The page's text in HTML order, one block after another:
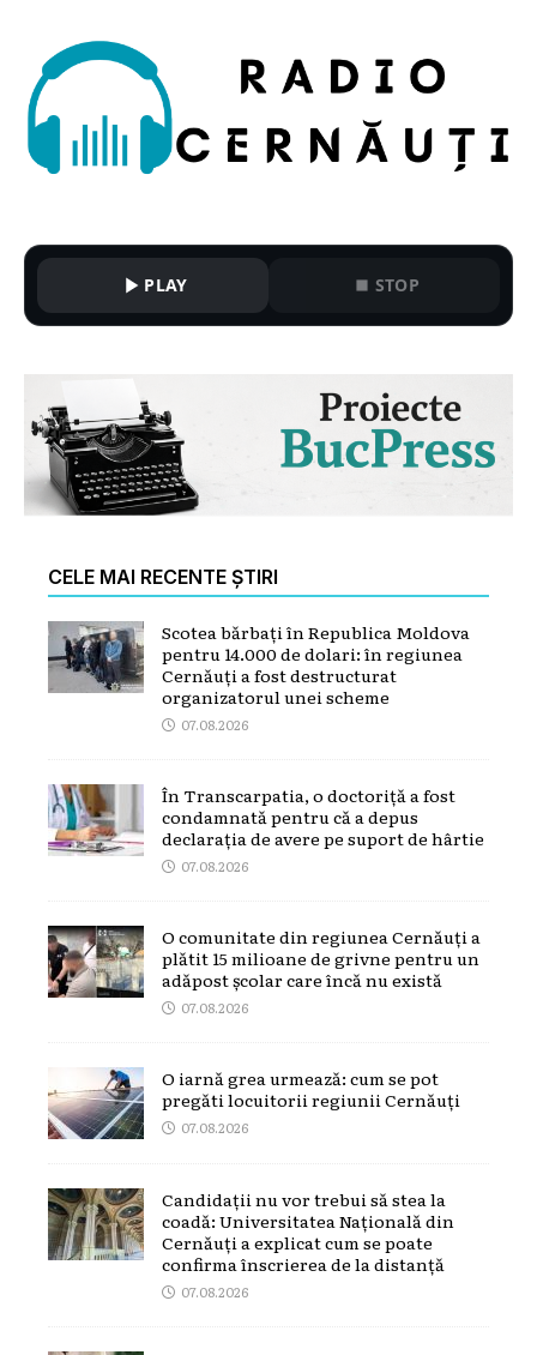
PLAY STOP
CELE MAI RECENTE ȘTIRI
Scotea bărbați în Republica Moldova
pentru 14.000 de dolari: în regiunea
Cernăuți a fost destructurat
organizatorul unei scheme
07.08.2026
În Transcarpatia, o doctoriță a fost
condamnată pentru că a depus
declarația de avere pe suport de hârtie
07.08.2026
O comunitate din regiunea Cernăuți a
plătit 15 milioane de grivne pentru un
adăpost școlar care încă nu există
07.08.2026
O iarnă grea urmează: cum se pot
pregăti locuitorii regiunii Cernăuți
07.08.2026
Candidații nu vor trebui să stea la
coadă: Universitatea Națională din
Cernăuți a explicat cum se poate
confirma înscrierea de la distanță
07.08.2026